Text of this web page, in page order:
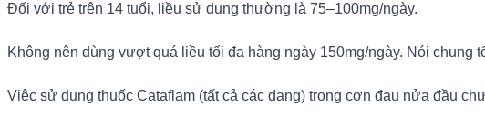
Đối với trẻ trên 14 tuổi, liều sử dụng thường là 75–100mg/ngày.
Không nên dùng vượt quá liều tối đa hàng ngày 150mg/ngày. Nói
Việc sử dụng thuốc Cataflam (tất cả các dạng) trong cơn đau nửa đầu